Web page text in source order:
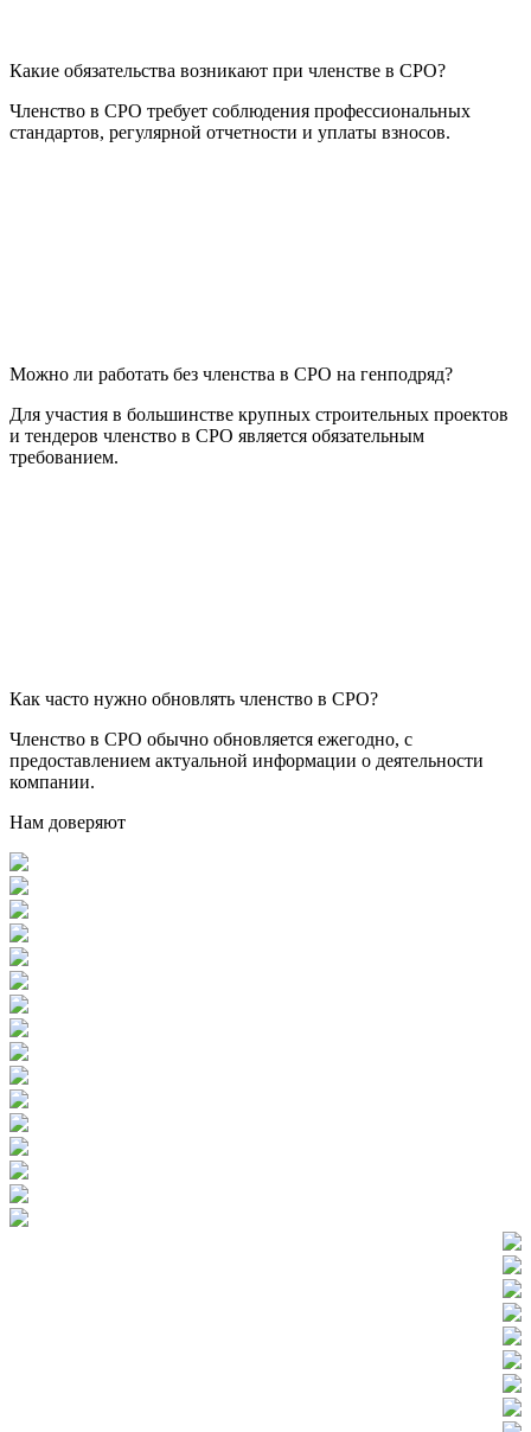
Какие обязательства возникают при членстве в СРО?
Членство в СРО требует соблюдения профессиональных
стандартов, регулярной отчетности и уплаты взносов.
Можно ли работать без членства в СРО на генподряд?
Для участия в большинстве крупных строительных проектов
и тендеров членство в СРО является обязательным
требованием.
Как часто нужно обновлять членство в СРО?
Членство в СРО обычно обновляется ежегодно, с
предоставлением актуальной информации о деятельности
компании.
Нам доверяют